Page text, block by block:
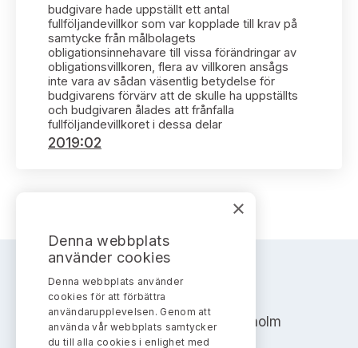
Ledamöter
Huvudmän
Verksamhetsberättelser
Publikationer och anföranden
Sök uttalanden
Avgifter
Prenumerera
budgivare hade uppställt ett antal
fullföljandevillkor som var kopplade till krav på
samtycke från målbolagets
obligationsinnehavare till vissa förändringar av
obligationsvillkoren, flera av villkoren ansågs
inte vara av sådan väsentlig betydelse för
budgivarens förvärv att de skulle ha uppställts
och budgivaren ålades att frånfalla
fullföljandevillkoret i dessa delar
2019:02
AKTIEMARKNADSNÄMNDEN
Address: Box 7354, 103 90 Stockholm
×
Denna webbplats
använder cookies
Denna webbplats använder
cookies för att förbättra
användarupplevelsen. Genom att
använda vår webbplats samtycker
du till alla cookies i enlighet med